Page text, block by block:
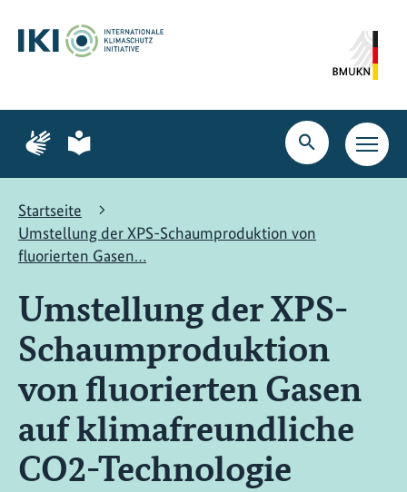
Hauptinhalt
springen
Suche
springen
Hauptnavigation
springen
Zur
Seite
Gebärdensprache
Zur
Seite
leichte
Suche
öffnen
Startseite
Umstellung der XPS-Schaumproduktion von
fluorierten Gasen…
Umstellung der XPS-
Schaumproduktion
von fluorierten Gasen
auf klimafreundliche
CO2-Technologie